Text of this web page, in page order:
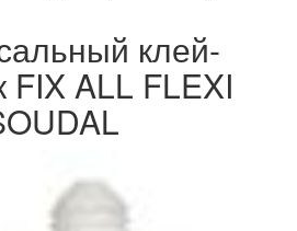
клей-
FIX ALL FLEXI